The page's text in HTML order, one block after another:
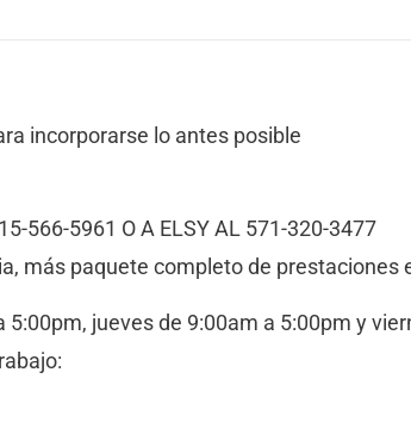
incorporarse lo antes posible
566-5961 O A ELSY AL 571-320-3477
más paquete completo de prestaciones
jueves de 9:00am a 5:00pm y